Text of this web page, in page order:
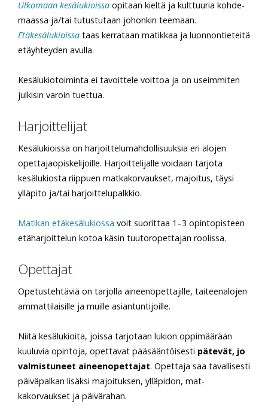
Ulkomaan kesälukioissa opi­taan kieltä ja kulttuuria kohde­
maassa ja/tai tutustutaan johon­kin teemaan.
Etäkesälukioissa taas kerrataan matikkaa ja luon­nontieteitä
etäyhteyden avulla.
Kesälukiotoiminta ei tavoittele voittoa ja on useimmiten
julkisin varoin tuettua.
Harjoittelijat
Kesälukioissa on harjoittelu­mahdollisuuksia eri alojen
opettajaopiskelijoille. Harjoittelijalle voidaan tarjota
kesälukiosta riippuen matkakorvaukset, majoitus, täysi
ylläpito ja/tai harjoittelupalkkio.
Matikan etäkesälukiossa voit suorittaa 1–3 opintopisteen
etäharjoittelun kotoa käsin tuutoropettajan roolissa.
Opettajat
Opetustehtäviä on tarjolla ai­neenopettajille, taiteenalojen
ammattilaisille ja muille asian­tuntijoille.
Niitä kesälukioita, joissa tarjo­taan lukion oppimäärään
kuu­luvia opintoja, opettavat pääsääntöisesti päte­vät, jo
valmistu­neet aineen­opettajat. Opettaja saa taval­lisesti
päiväpalkan lisäksi majoituksen, ylläpidon, mat­
kakorvaukset ja päivärahan.